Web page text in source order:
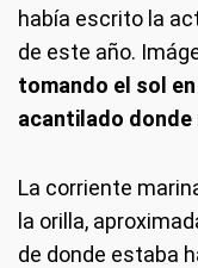
había escrito la
de este año.
tomando el sol
acantilado donde
La corriente
la orilla,
de donde estaba